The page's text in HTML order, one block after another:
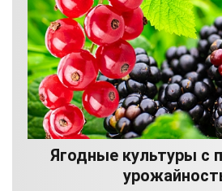
Ягодные культуры с